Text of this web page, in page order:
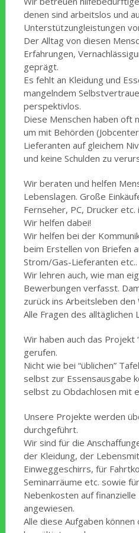
denen sind arbeitslos und
Unterstützungleistungen
Der Alltag von diesen
Erfahrungen,
geprägt.
Es fehlt an Kleidung und
mangelndem
perspektivlos.
Diese Menschen haben oft
um mit Behörden
Lieferanten auf gleichem
und keine Schulden zu
Wir beraten und helfen
Lebenslagen. Große
Fernseher, PC, Drucker
Wir helfen dabei!
Wir helfen bei der
beim Erstellen von Briefen
Strom/Gas-Lieferanten etc..
Wir lehren auch, wie man
Bewerbungen verfasst.
zurück ins Arbeitsleben den
Alle Fragen des alltäglichen
Wir haben auch das Projekt
gerufen.
Nicht wie bei “üblichen”
selbst zur Essensausgabe
selbst zu Obdachlosen mit
Unsere Projekte werden
durchgeführt.
Wir sind für die
der Kleidung, der
Einweggeschirrs, für
Seminarräume etc. sowie
Nebenkosten auf
angewiesen.
Alle diese Aufgaben können